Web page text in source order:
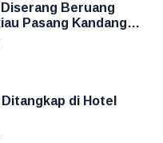
Beruang
Pasang Kandang
di Hotel